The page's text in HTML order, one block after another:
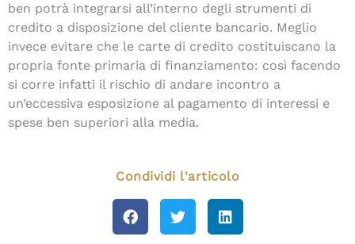
ben potrà integrarsi all’interno degli strumenti di
credito a disposizione del cliente bancario. Meglio
invece evitare che le carte di credito costituiscano la
propria fonte primaria di finanziamento: così facendo
si corre infatti il rischio di andare incontro a
un’eccessiva esposizione al pagamento di interessi e
spese ben superiori alla media.
Condividi l'articolo